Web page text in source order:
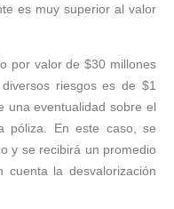
es muy superior al valor
por valor de $30 millones
riesgos es de $1
una eventualidad sobre el
póliza. En este caso, se
y se recibirá un promedio
cuenta la desvalorización